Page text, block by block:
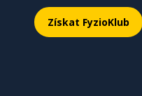
Získat FyzioKlub